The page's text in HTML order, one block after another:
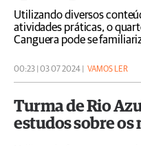
Utilizando diversos
atividades práticas, o
Canguera pode se
00:23 | 03 07 2024 | VAMOS LER
Turma de Rio
estudos sobre